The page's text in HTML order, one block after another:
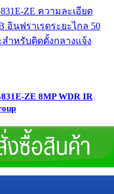
ZE 8MP WDR IR